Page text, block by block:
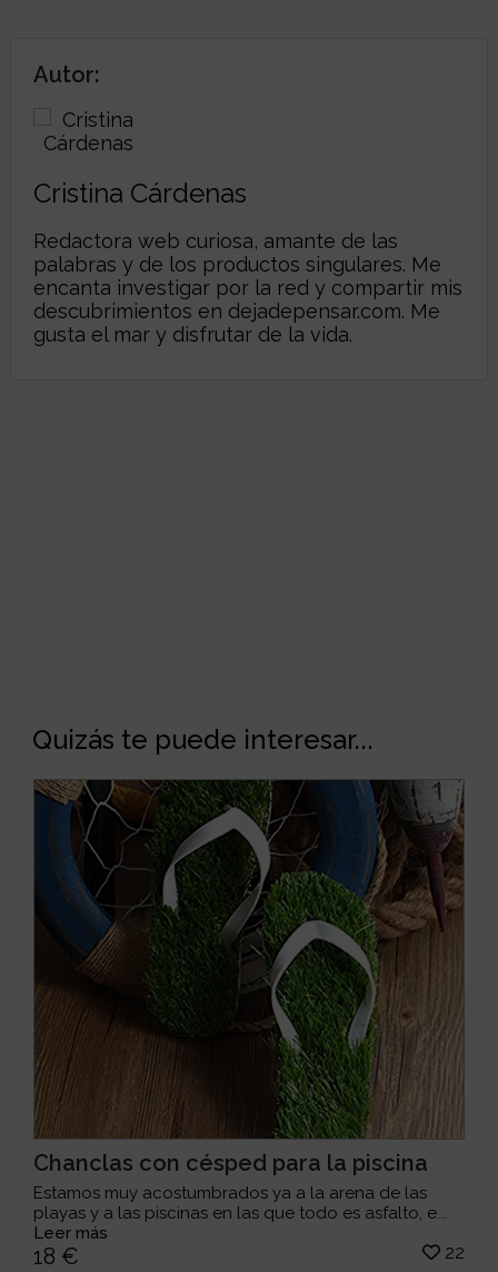
Autor:
Cristina Cárdenas
Redactora web curiosa, amante de las
palabras y de los productos singulares. Me
encanta investigar por la red y compartir mis
descubrimientos en dejadepensar.com. Me
gusta el mar y disfrutar de la vida.
Quizás te puede interesar...
Chanclas con césped para la piscina
Estamos muy acostumbrados ya a la arena de las
playas y a las piscinas en las que todo es asfalto, e...
Leer más
18 € 22